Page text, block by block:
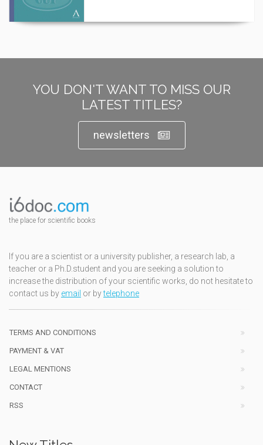
YOU DON'T WANT TO MISS OUR
LATEST TITLES?
newsletters
the place for scientific books
If you are a scientist or a university publisher, a research lab, a
teacher or a Ph.D.student and you are seeking a solution to
increase the distribution of your scientific works, do not hesitate to
contact us by email or bytelephone
TERMS AND CONDITIONS
PAYMENT & VAT
LEGAL MENTIONS
CONTACT
RSS